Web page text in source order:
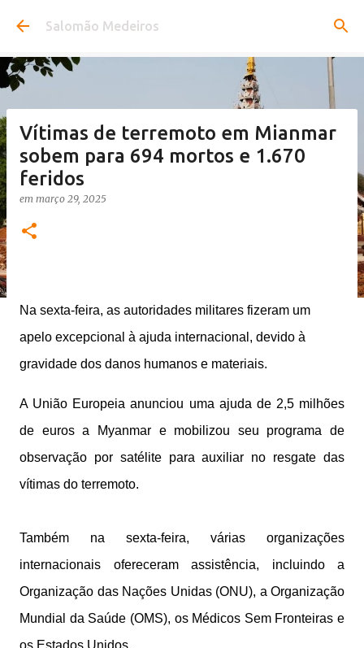
Pular para o conteúdo principal
Salomão Medeiros
Vítimas de terremoto em Mianmar
sobem para 694 mortos e 1.670
feridos
em março 29, 2025
Na sexta-feira, as autoridades militares fizeram um
apelo excepcional à ajuda internacional, devido à
gravidade dos danos humanos e materiais.
A União Europeia anunciou uma ajuda de 2,5 milhões
de euros a Myanmar e mobilizou seu programa de
observação por satélite para auxiliar no resgate das
vítimas do terremoto.
Também na sexta-feira, várias organizações
internacionais ofereceram assistência, incluindo a
Organização das Nações Unidas (ONU), a Organização
Mundial da Saúde (OMS), os Médicos Sem Fronteiras e
os Estados Unidos.